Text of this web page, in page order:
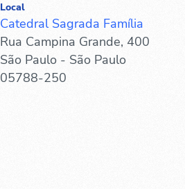
Local
Catedral Sagrada Família
Rua Campina Grande, 400
São Paulo - São Paulo
05788-250